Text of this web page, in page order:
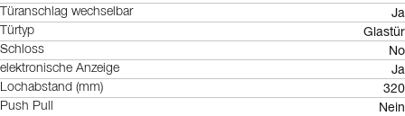
Türanschlag wechselbar Ja
Türtyp Glastür
Schloss No
elektronische Anzeige Ja
Lochabstand (mm) 320
Push Pull Nein